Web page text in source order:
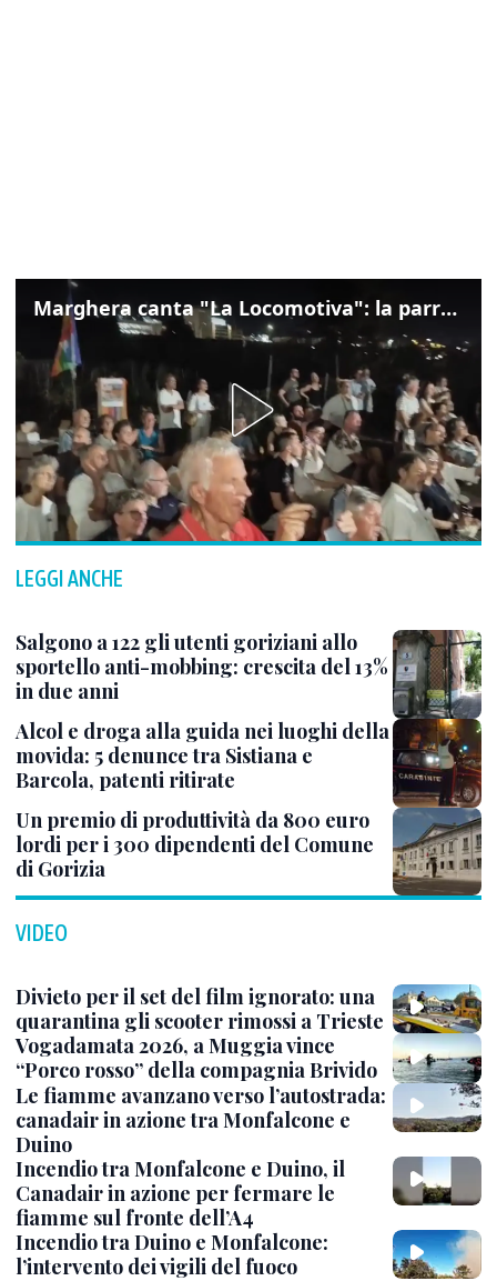
Marghera canta "La Locomotiva": la parrocchia della Cita ricorda Guccini
LEGGI ANCHE
Salgono a 122 gli utenti goriziani allo
sportello anti-mobbing: crescita del 13%
in due anni
Alcol e droga alla guida nei luoghi della
movida: 5 denunce tra Sistiana e
Barcola, patenti ritirate
Un premio di produttività da 800 euro
lordi per i 300 dipendenti del Comune
di Gorizia
VIDEO
Divieto per il set del film ignorato: una
quarantina gli scooter rimossi a Trieste
Vogadamata 2026, a Muggia vince
“Porco rosso” della compagnia Brivido
Le fiamme avanzano verso l’autostrada:
canadair in azione tra Monfalcone e
Duino
Incendio tra Monfalcone e Duino, il
Canadair in azione per fermare le
fiamme sul fronte dell’A4
Incendio tra Duino e Monfalcone:
l’intervento dei vigili del fuoco